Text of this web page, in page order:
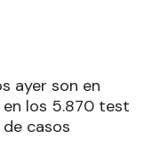
ayer son en
los 5.870 test
casos